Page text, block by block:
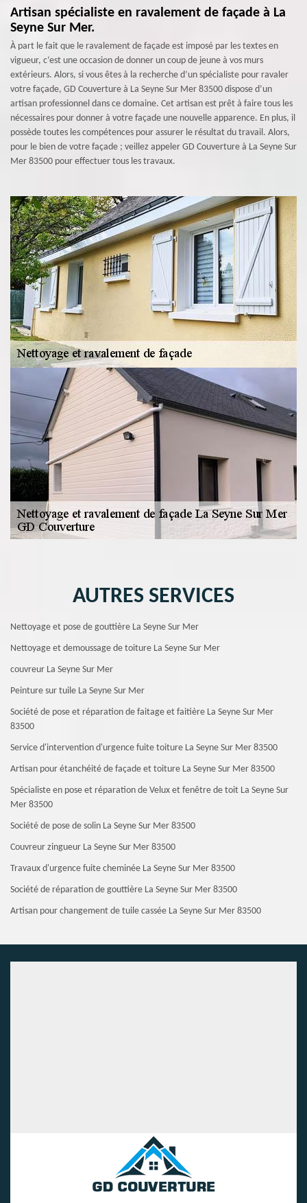
Artisan spécialiste en ravalement de façade à La
Seyne Sur Mer.
À part le fait que le ravalement de façade est imposé par les textes en
vigueur, c’est une occasion de donner un coup de jeune à vos murs
extérieurs. Alors, si vous êtes à la recherche d’un spécialiste pour ravaler
votre façade, GD Couverture à La Seyne Sur Mer 83500 dispose d’un
artisan professionnel dans ce domaine. Cet artisan est prêt à faire tous les
nécessaires pour donner à votre façade une nouvelle apparence. En plus, il
possède toutes les compétences pour assurer le résultat du travail. Alors,
pour le bien de votre façade ; veillez appeler GD Couverture à La Seyne Sur
Mer 83500 pour effectuer tous les travaux.
AUTRES SERVICES
Nettoyage et pose de gouttière La Seyne Sur Mer
Nettoyage et demoussage de toiture La Seyne Sur Mer
couvreur La Seyne Sur Mer
Peinture sur tuile La Seyne Sur Mer
Société de pose et réparation de faitage et faitière La Seyne Sur Mer
83500
Service d'intervention d'urgence fuite toiture La Seyne Sur Mer 83500
Artisan pour étanchéité de façade et toiture La Seyne Sur Mer 83500
Spécialiste en pose et réparation de Velux et fenêtre de toit La Seyne Sur
Mer 83500
Société de pose de solin La Seyne Sur Mer 83500
Couvreur zingueur La Seyne Sur Mer 83500
Travaux d'urgence fuite cheminée La Seyne Sur Mer 83500
Société de réparation de gouttière La Seyne Sur Mer 83500
Artisan pour changement de tuile cassée La Seyne Sur Mer 83500